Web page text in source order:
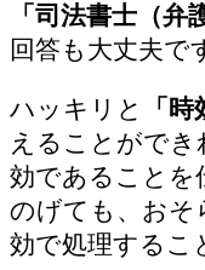
「司法書士（弁
回答も大丈夫で
ハッキリと 「
えることがで
効であることを
のげても、おそ
効で処理するこ